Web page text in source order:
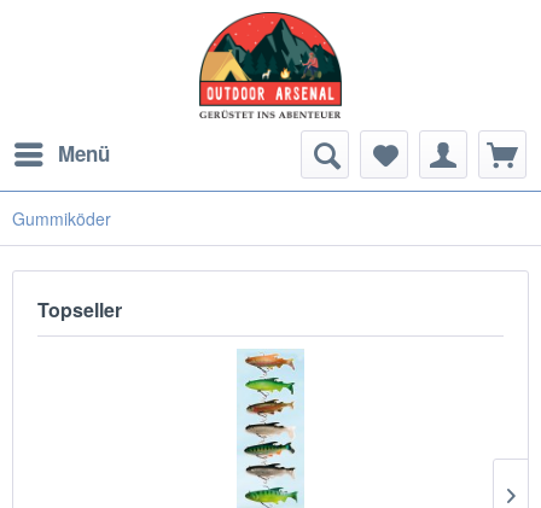
Menü
Gummiköder
Topseller